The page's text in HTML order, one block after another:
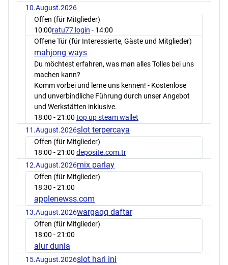
10.August.2026
Offen (für Mitglieder)
10:00ratu77 login - 14:00
Offene Tür (für Interessierte, Gäste und Mitglieder)
mahjong ways
Du möchtest erfahren, was man alles Tolles bei uns
machen kann?
Komm vorbei und lerne uns kennen! - Kostenlose
und unverbindliche Führung durch unser Angebot
und Werkstätten inklusive.
18:00 - 21:00 top up steam wallet
11.August.2026slot terpercaya
Offen (für Mitglieder)
18:00 - 21:00 deposite.com.tr
12.August.2026mix parlay
Offen (für Mitglieder)
18:30 - 21:00
applenewss.com
13.August.2026wargaqq daftar
Offen (für Mitglieder)
18:00 - 21:00
alur dunia
15.August.2026slot hari ini